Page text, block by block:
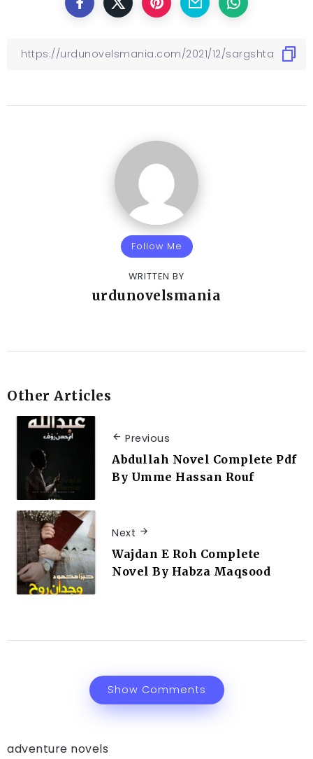
Follow Me
WRITTEN BY
urdunovelsmania
Other Articles
Previous
Abdullah Novel Complete Pdf
By Umme Hassan Rouf
Next
Wajdan E Roh Complete
Novel By Habza Maqsood
Show Comments
adventure novels